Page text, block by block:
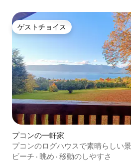
ゲストチョイス
ゲストチョイス
プコンの一軒家
プコンのログハウスで素晴らしい
す
ビーチ · 眺め · 移動のしやすさ